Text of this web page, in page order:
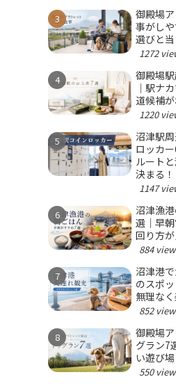
御殿場
事がし
選びと
1272
御殿場
｜駅ナ
道候補が
1220
沼津駅
ロッカ
ルート
決まる！
1147
沼津漁
選｜早
回り方が
884
沼津港
のスポ
無理な
852
御殿場
グラン7
い遊び
550